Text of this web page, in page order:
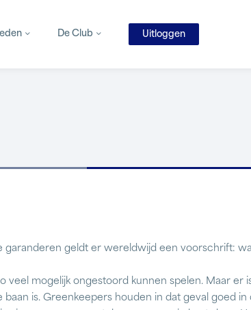
De Club Uitloggen
garanderen geldt er wereldwijd een voorschrift:
mogelijk ongestoord kunnen spelen. Maar er
is. Greenkeepers houden in dat geval goed in